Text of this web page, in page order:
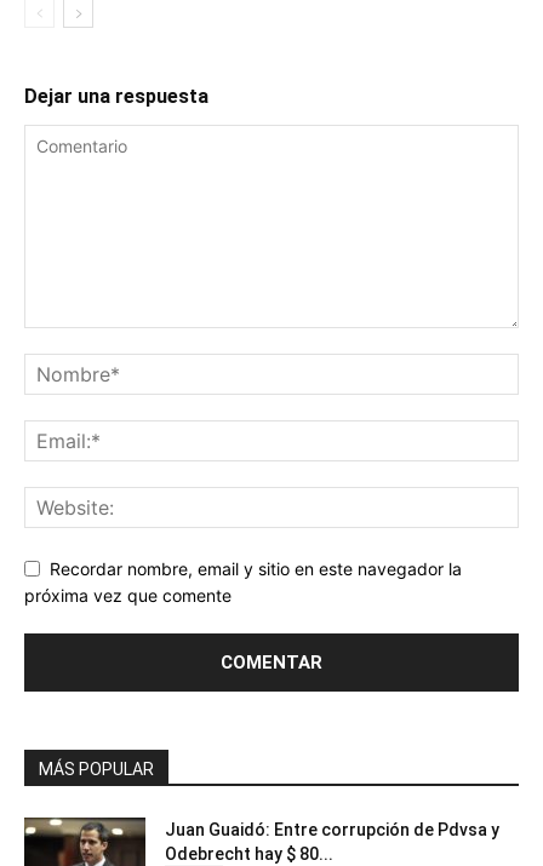
Dejar una respuesta
Recordar nombre, email y sitio en este navegador la
próxima vez que comente
MÁS POPULAR
Juan Guaidó: Entre corrupción de Pdvsa y
Odebrecht hay $ 80...